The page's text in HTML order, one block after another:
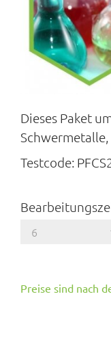
Dieses Paket
Schwermetalle,
Testcode:
Preise sind nach